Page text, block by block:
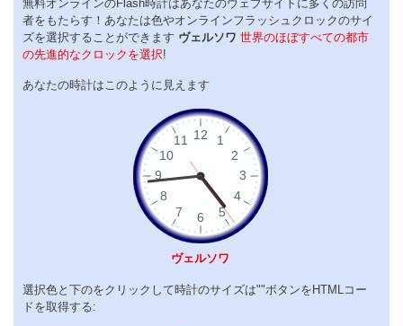
無料オンラインのFlash時計はあなたのウェブサイトに多くの訪問
者をもたらす！あなたは色やオンラインフラッシュクロックのサイ
ズを選択することができます ヴェルソワ 世界のほぼすべての都市
の先進的なクロックを選択!
あなたの時計はこのように見えます
ヴェルソワ
選択色と下のをクリックして時計のサイズは""ボタンをHTMLコー
ドを取得する: